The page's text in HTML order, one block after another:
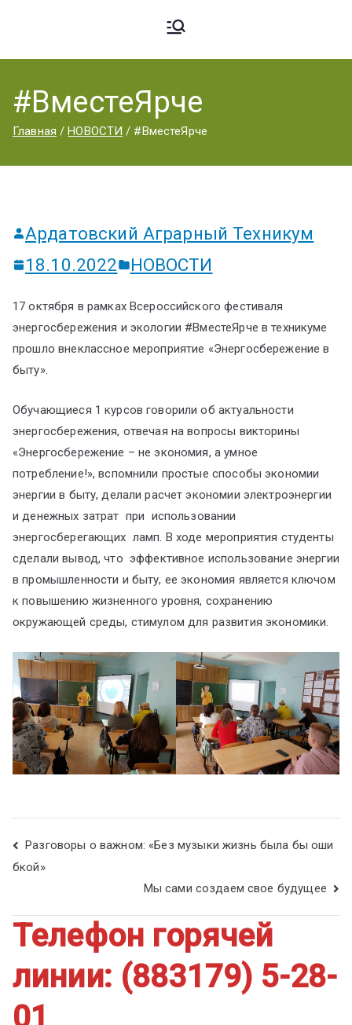
Ардато
вский
Аграрн
ый
Техник
ум
#ВместеЯрче
Главная НОВОСТИ #ВместеЯрче
Ардатовский Аграрный Техникум
18.10.2022
НОВОСТИ
17 октября в рамках Всероссийского фестиваля
энергосбережения и экологии #ВместеЯрче в техникуме
прошло внеклассное мероприятие «Энергосбережение в
быту».
Обучающиеся 1 курсов говорили об актуальности
энергосбережения, отвечая на вопросы викторины
«Энергосбережение – не экономия, а умное
потребление!», вспомнили простые способы экономии
энергии в быту, делали расчет экономии электроэнергии
и денежных затрат при использовании
энергосберегающих ламп. В ходе мероприятия студенты
сделали вывод, что эффективное использование энергии
в промышленности и быту, ее экономия является ключом
к повышению жизненного уровня, сохранению
окружающей среды, стимулом для развития экономики.
Разговоры о важном: «Без музыки жизнь была бы оши
бкой»
Мы сами создаем свое будущее
Телефон горячей
линии: (883179) 5-28-